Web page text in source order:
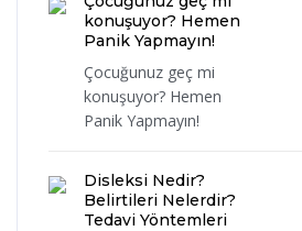
konuşuyor? Hemen
Panik Yapmayın!
Çocuğunuz geç mi
konuşuyor? Hemen
Panik Yapmayın!
Disleksi Nedir?
Belirtileri Nelerdir?
Tedavi Yöntemleri